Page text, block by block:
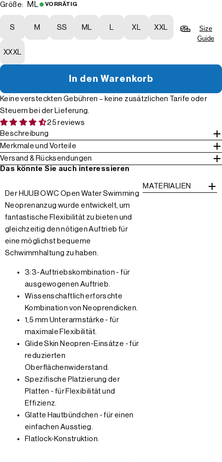
Größe:
ML VORRÄTIG
S M SS ML L XL XXL
XXXL
Size
Guide
In den Warenkorb
Keine versteckten Gebühren – keine zusätzlichen Tarife oder
Steuern bei der Lieferung.
25 reviews
Beschreibung
Merkmale und Vorteile
Versand & Rücksendungen
Das könnte Sie auch interessieren
Der HUUB OWC Open Water Swimming
Neoprenanzug wurde entwickelt, um
fantastische Flexibilität zu bieten und
gleichzeitig den nötigen Auftrieb für
eine möglichst bequeme
Schwimmhaltung zu haben.
3:3-Auftriebskombination - für
ausgewogenen Auftrieb.
Wissenschaftlich erforschte
Kombination von Neoprendicken.
1,5 mm Unterarmstärke - für
maximale Flexibilität.
Glide Skin Neopren-Einsätze - für
reduzierten
Oberflächenwiderstand.
Spezifische Platzierung der
Platten - für Flexibilität und
Effizienz.
Glatte Hautbündchen - für einen
einfachen Ausstieg.
Flatlock-Konstruktion.
MATERIALIEN